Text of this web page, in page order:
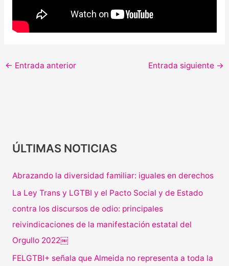
← Entrada anterior Entrada siguiente →
ÚLTIMAS NOTICIAS
Abrazando la diversidad familiar: iguales en derechos
La Ley Trans y LGTBI y el Pacto Social y de Estado
contra los discursos de odio: principales
reivindicaciones de la manifestación estatal del
Orgullo 2022￼
FELGTBI+ señala que Almeida no representa a toda la